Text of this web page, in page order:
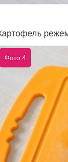
Фото 4